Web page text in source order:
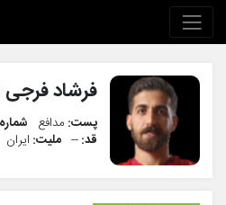
فرشاد فرجی
پست: مدافع
قد:-- ملیت: ایران